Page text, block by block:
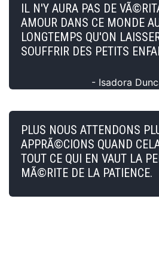
IL N'Y AURA PAS DE
AMOUR DANS CE MONDE
LONGTEMPS QU'ON
SOUFFRIR DES PETITS
- Isadora
PLUS NOUS ATTENDONS
APPRÃ©CIONS QUAND
TOUT CE QUI EN VAUT LA
MÃ©RITE DE LA PATIENCE.